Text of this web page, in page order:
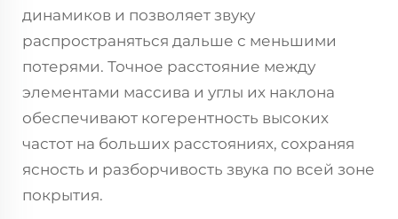
динамиков и позволяет звуку
распространяться дальше с меньшими
потерями. Точное расстояние между
элементами массива и углы их наклона
обеспечивают когерентность высоких
частот на больших расстояниях, сохраняя
ясность и разборчивость звука по всей зоне
покрытия.